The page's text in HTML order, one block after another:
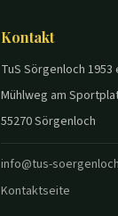
Kontakt
TuS Sörgenloch 1953
Mühlweg am
55270 Sörgenloch
info@tus-
Kontaktseite